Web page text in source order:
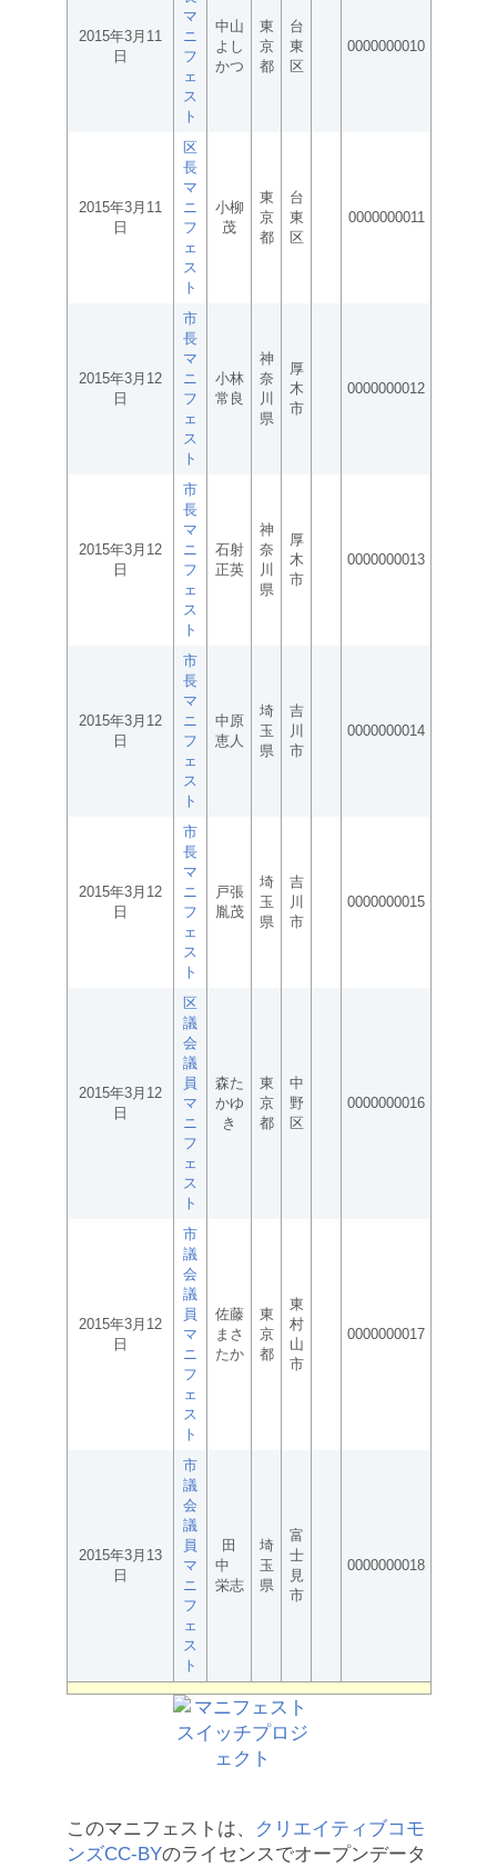
2015年3月11
日
マ
ニ
フ
ェ
ス
ト
中山
よし
かつ
東
京
都
台
東
区
0000000010
2015年3月11
日
区
長
マ
ニ
フ
ェ
ス
ト
小柳
茂
東
京
都
台
東
区
0000000011
2015年3月12
日
市
長
マ
ニ
フ
ェ
ス
ト
小林
常良
神
奈
川
県
厚
木
市
0000000012
2015年3月12
日
市
長
マ
ニ
フ
ェ
ス
ト
石射
正英
神
奈
川
県
厚
木
市
0000000013
2015年3月12
日
市
長
マ
ニ
フ
ェ
ス
ト
中原
恵人
埼
玉
県
吉
川
市
0000000014
2015年3月12
日
市
長
マ
ニ
フ
ェ
ス
ト
戸張
胤茂
埼
玉
県
吉
川
市
0000000015
2015年3月12
日
区
議
会
議
員
マ
ニ
フ
ェ
ス
ト
森た
かゆ
き
東
京
都
中
野
区
0000000016
2015年3月12
日
市
議
会
議
員
マ
ニ
フ
ェ
ス
ト
佐藤
まさ
たか
東
京
都
東
村
山
市
0000000017
2015年3月13
日
市
議
会
議
員
マ
ニ
フ
ェ
ス
ト
田
中
栄志
埼
玉
県
富
士
見
市
0000000018
このマニフェストは、
クリエイティブコモ
ンズCC-BYのライセンスでオープンデータ